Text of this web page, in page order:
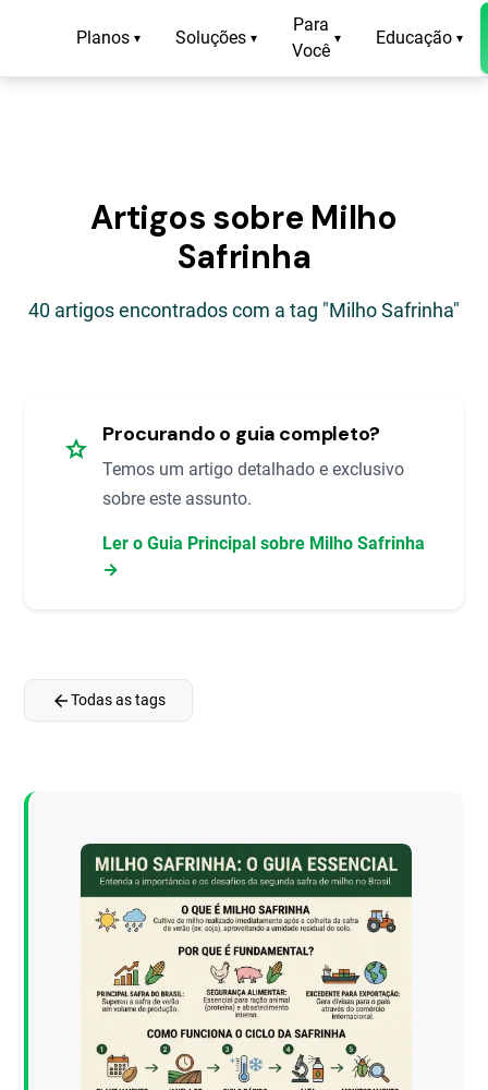
Planos ▾ Soluções ▾
Para
Você
▾ Educação ▾
Artigos sobre Milho
Safrinha
40 artigos encontrados com a tag "Milho Safrinha"
star Procurando o guia completo?
Temos um artigo detalhado e exclusivo
sobre este assunto.
Ler o Guia Principal sobre Milho Safrinha
→
arrow_backTodas as tags